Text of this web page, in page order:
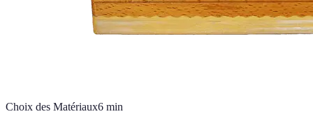
Choix des Matériaux6 min